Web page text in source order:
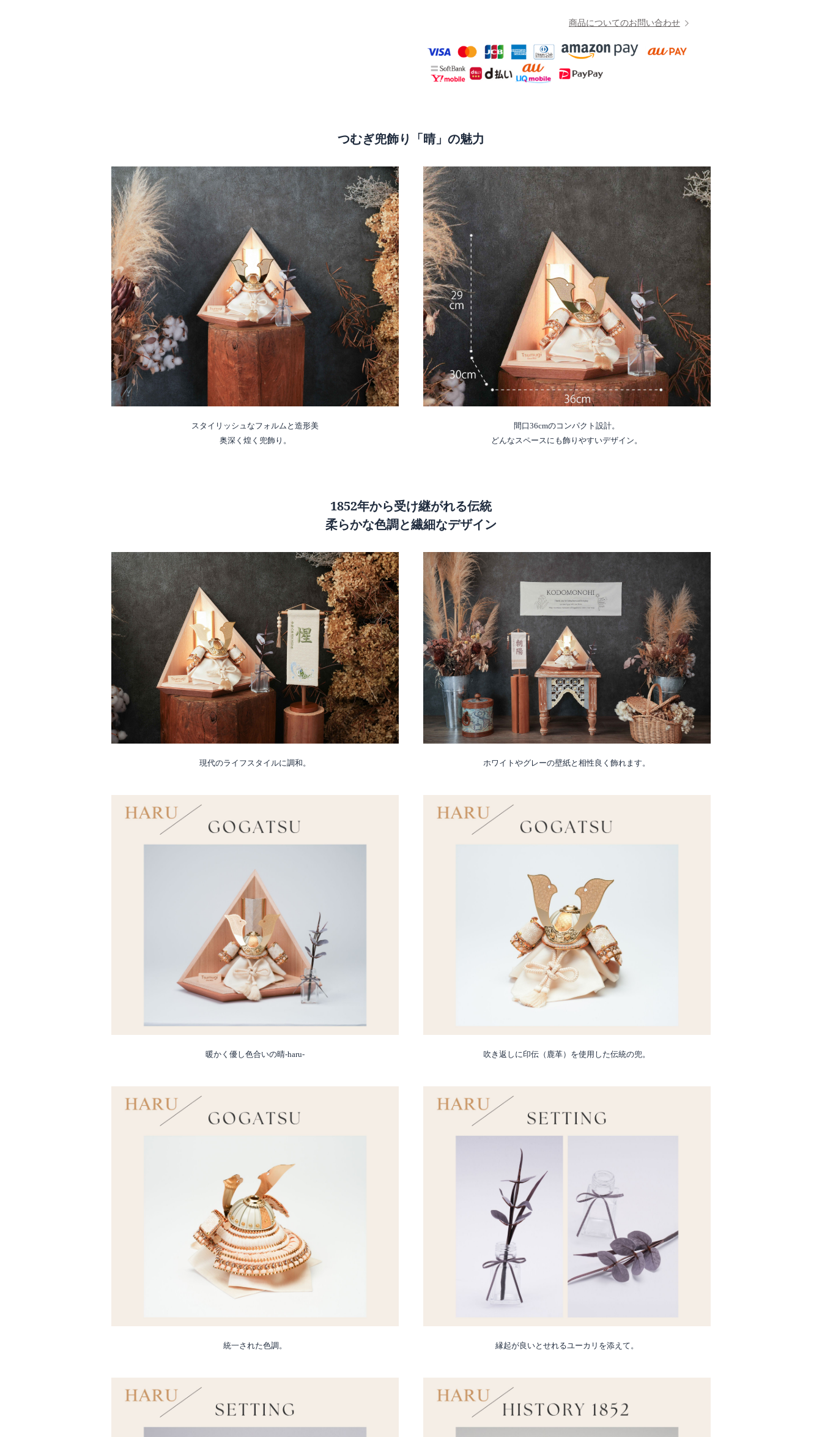
商品についてのお問い合わせ
つむぎ兜飾り「晴」の魅力
スタイリッシュなフォルムと造形美
奥深く煌く兜飾り。
間口36cmのコンパクト設計。
どんなスペースにも飾りやすいデザイン。
1852年から受け継がれる伝統
柔らかな色調と繊細なデザイン
現代のライフスタイルに調和。 ホワイトやグレーの壁紙と相性良く飾れます。
暖かく優し色合いの晴-haru- 吹き返しに印伝（鹿革）を使用した伝統の兜。
統一された色調。 縁起が良いとせれるユーカリを添えて。